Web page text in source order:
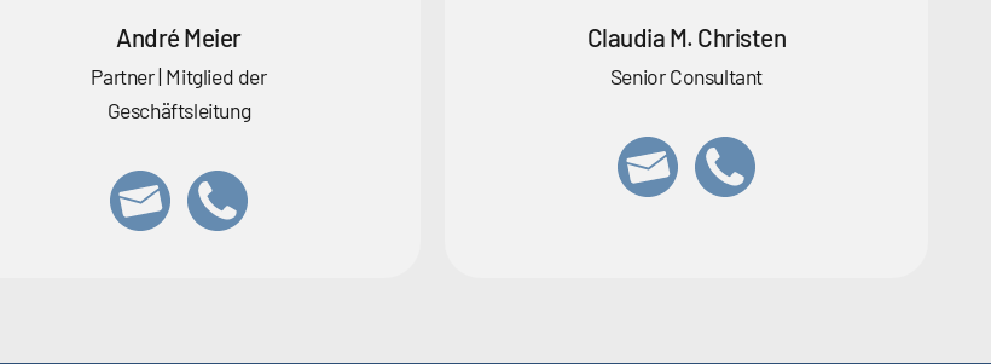
André Meier
Partner | Mitglied der
Geschäftsleitung
Claudia M. Christen
Senior Consultant